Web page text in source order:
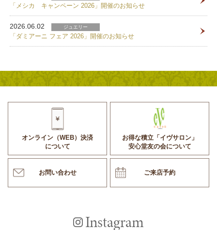
「メシカ キャンペーン 2026」開催のお知らせ
2026.06.02 ジュエリー
「ダミアーニ フェア 2026」開催のお知らせ
オンライン（WEB）決済
について
お得な積立「イヴサロン」
安心堂友の会について
お問い合わせ ご来店予約
Instagram